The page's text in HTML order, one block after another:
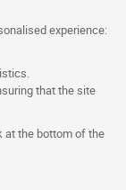
experience:
that the site
at the bottom of the